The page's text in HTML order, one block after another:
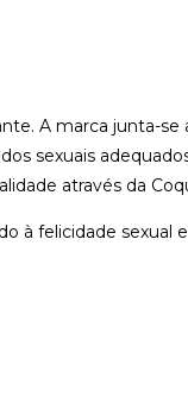
A marca junta-
sexuais
através da
à felicidade sexual